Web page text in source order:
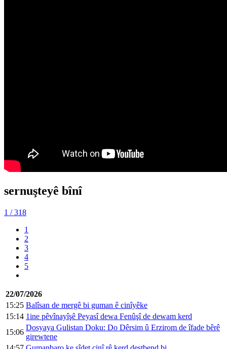
sernuşteyê bînî
1 / 318
1
2
3
4
5
22/07/2026
15:25 Balîsan de mergê bi guman ê cinîyêke
15:14 1ine pêvînayîşê Peyasî dewa Fenûşî de dewam kerd
15:06
Dosyaya Gulistan Doku: Do Dêrsim û Erzirom de îfade bêrê
girewtene